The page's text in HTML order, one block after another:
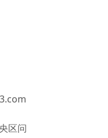
区问